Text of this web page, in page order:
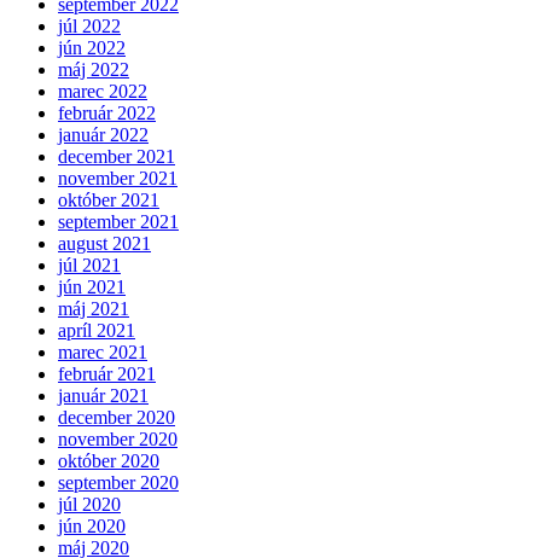
september 2022
júl 2022
jún 2022
máj 2022
marec 2022
február 2022
január 2022
december 2021
november 2021
október 2021
september 2021
august 2021
júl 2021
jún 2021
máj 2021
apríl 2021
marec 2021
február 2021
január 2021
december 2020
november 2020
október 2020
september 2020
júl 2020
jún 2020
máj 2020